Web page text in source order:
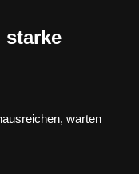
starke
warten